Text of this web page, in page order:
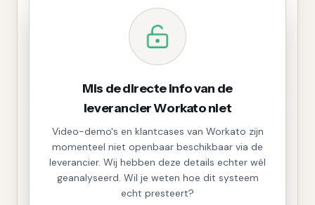
Mis de directe info van de
leverancier Workato niet
Video-demo's en klantcases van Workato zijn
momenteel niet openbaar beschikbaar via de
leverancier. Wij hebben deze details echter wél
geanalyseerd. Wil je weten hoe dit systeem
echt presteert?